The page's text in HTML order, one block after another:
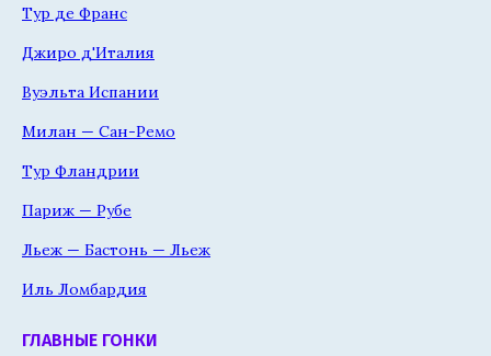
Тур де Франс
Джиро д'Италия
Вуэльта Испании
Милан — Сан-Ремо
Тур Фландрии
Париж — Рубе
Льеж — Бастонь — Льеж
Иль Ломбардия
ГЛАВНЫЕ ГОНКИ